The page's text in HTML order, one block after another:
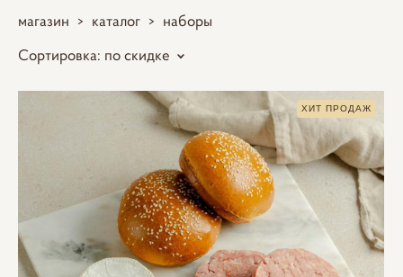
магазин > каталог > наборы
Сортировка: по скидке
ХИТ ПРОДАЖ